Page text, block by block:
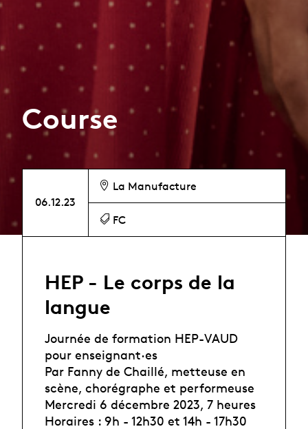
Course
06.12.23
La Manufacture
FC
HEP - Le corps de la
langue
Journée de formation HEP-VAUD
pour enseignant·es
Par Fanny de Chaillé, metteuse en
scène, chorégraphe et performeuse
Mercredi 6 décembre 2023, 7 heures
Horaires : 9h - 12h30 et 14h - 17h30